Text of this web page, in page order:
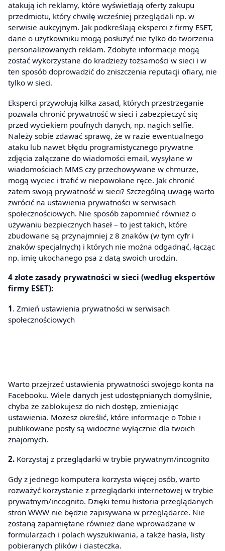
atakują ich reklamy, które wyświetlają oferty zakupu
przedmiotu, który chwilę wcześniej przeglądali np. w
serwisie aukcyjnym. Jak podkreślają eksperci z firmy ESET,
dane o użytkowniku mogą posłużyć nie tylko do tworzenia
personalizowanych reklam. Zdobyte informacje mogą
zostać wykorzystane do kradzieży tożsamości w sieci i w
ten sposób doprowadzić do zniszczenia reputacji ofiary, nie
tylko w sieci.
Eksperci przywołują kilka zasad, których przestrzeganie
pozwala chronić prywatność w sieci i zabezpieczyć się
przed wyciekiem poufnych danych, np. nagich selfie.
Należy sobie zdawać sprawę, że w razie ewentualnego
ataku lub nawet błędu programistycznego prywatne
zdjęcia załączane do wiadomości email, wysyłane w
wiadomościach MMS czy przechowywane w chmurze,
mogą wyciec i trafić w niepowołane ręce. Jak chronić
zatem swoją prywatność w sieci? Szczególną uwagę warto
zwrócić na ustawienia prywatności w serwisach
społecznościowych. Nie sposób zapomnieć również o
używaniu bezpiecznych haseł – to jest takich, które
zbudowane są przynajmniej z 8 znaków (w tym cyfr i
znaków specjalnych) i których nie można odgadnąć, łącząc
np. imię ukochanego psa z datą swoich urodzin.
4 złote zasady prywatności w sieci (według ekspertów
firmy ESET):
1. Zmień ustawienia prywatności w serwisach
społecznościowych
Warto przejrzeć ustawienia prywatności swojego konta na
Facebooku. Wiele danych jest udostępnianych domyślnie,
chyba że zablokujesz do nich dostęp, zmieniając
ustawienia. Możesz określić, które informacje o Tobie i
publikowane posty są widoczne wyłącznie dla twoich
znajomych.
2. Korzystaj z przeglądarki w trybie prywatnym/incognito
Gdy z jednego komputera korzysta więcej osób, warto
rozważyć korzystanie z przeglądarki internetowej w trybie
prywatnym/incognito. Dzięki temu historia przeglądanych
stron WWW nie będzie zapisywana w przeglądarce. Nie
zostaną zapamiętane również dane wprowadzane w
formularzach i polach wyszukiwania, a także hasła, listy
pobieranych plików i ciasteczka.